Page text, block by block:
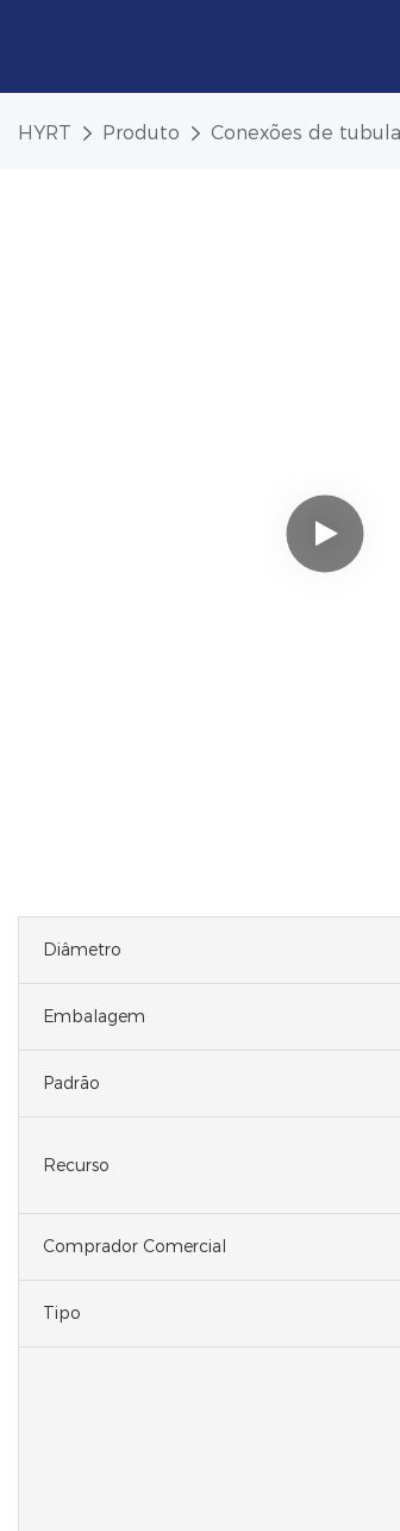
HYRT Produto Conexões de
Diâmetro
Embalagem
Padrão
Recurso
Comprador Comercial
Tipo